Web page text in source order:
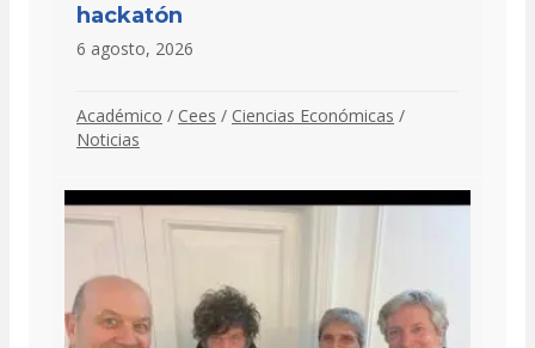
hackatón
6 agosto, 2026
Académico / Cees / Ciencias Económicas /
Noticias